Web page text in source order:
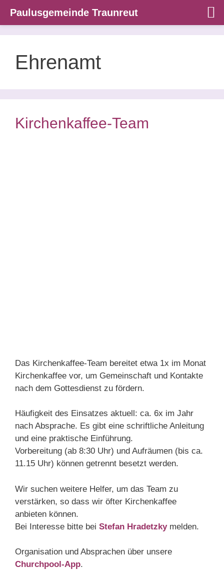
springenEhrenamt
Kirchenkaffee-Team
Das Kirchenkaffee-Team bereitet etwa 1x im Monat
Kirchenkaffee vor, um Gemeinschaft und Kontakte
nach dem Gottesdienst zu fördern.
Häufigkeit des Einsatzes aktuell: ca. 6x im Jahr
nach Absprache. Es gibt eine schriftliche Anleitung
und eine praktische Einführung.
Vorbereitung (ab 8:30 Uhr) und Aufräumen (bis ca.
11.15 Uhr) können getrennt besetzt werden.
Wir suchen weitere Helfer, um das Team zu
verstärken, so dass wir öfter Kirchenkaffee
anbieten können.
Bei Interesse bitte bei Stefan Hradetzkymelden.
Organisation und Absprachen über unsere
Churchpool-App.
Paulusgemeinde Traunreut